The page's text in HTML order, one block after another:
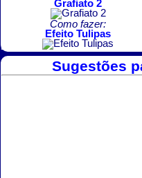
Grafiato 2
Como fazer:
Efeito Tulipas
Sugestões